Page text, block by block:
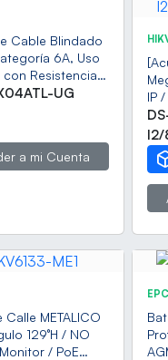
Cable Blindado
6A, Uso
con Resistencia
Rayos UV,
7 (Flexible),
Cerceta,
305 Metros
UG
a mi Cuenta
IP
I2/
Calle METALICO
129°H / NO
/ PoE